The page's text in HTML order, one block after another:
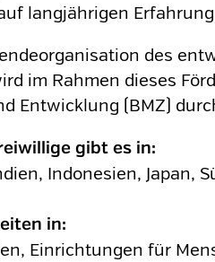
langjährigen
des
im Rahmen dieses
Entwicklung (BMZ)
gibt es in:
Indonesien, Japan,
in:
Einrichtungen für